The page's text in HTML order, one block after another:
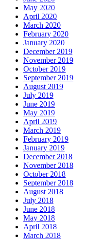
May 2020
April 2020
March 2020
February 2020
January 2020
December 2019
November 2019
October 2019
September 2019
August 2019
July 2019
June 2019
May 2019
April 2019
March 2019
February 2019
January 2019
December 2018
November 2018
October 2018
September 2018
August 2018
July 2018
June 2018
May 2018
April 2018
March 2018